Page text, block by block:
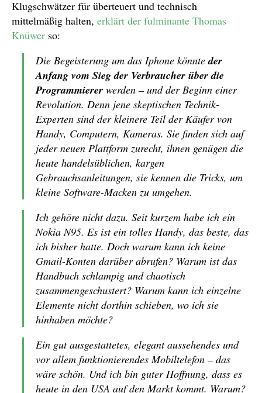
Klugschwätzer für überteuert und technisch
mittelmäßig halten, erklärt der fulminante Thomas
Knüwer so:
Die Begeisterung um das Iphone könnteder
Anfang vom Sieg der Verbraucher über die
Programmierer werden – und der Beginn einer
Revolution. Denn jene skeptischen Technik-
Experten sind der kleinere Teil der Käufer von
Handy, Computern, Kameras. Sie finden sich auf
jeder neuen Plattform zurecht, ihnen genügen die
heute handelsüblichen, kargen
Gebrauchsanleitungen, sie kennen die Tricks, um
kleine Software-Macken zu umgehen.
Ich gehöre nicht dazu. Seit kurzem habe ich ein
Nokia N95. Es ist ein tolles Handy, das beste, das
ich bisher hatte. Doch warum kann ich keine
Gmail-Konten darüber abrufen? Warum ist das
Handbuch schlampig und chaotisch
zusammengeschustert? Warum kann ich einzelne
Elemente nicht dorthin schieben, wo ich sie
hinhaben möchte?
Ein gut ausgestattetes, elegant aussehendes und
vor allem funktionierendes Mobiltelefon – das
wäre schön. Und ich bin guter Hoffnung, dass es
heute in den USA auf den Markt kommt. Warum?